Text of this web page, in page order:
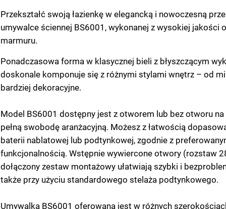
Przekształć swoją łazienkę w elegancką i nowoczesną
umywalce ściennej BS6001, wykonanej z wysokiej jakości
marmuru.
Ponadczasowa forma w klasycznej bieli z błyszczącym
doskonale komponuje się z różnymi stylami wnętrz – od
bardziej dekoracyjne.
Model BS6001 dostępny jest z otworem lub bez otworu na
pełną swobodę aranżacyjną. Możesz z łatwością
baterii nablatowej lub podtynkowej, zgodnie z
funkcjonalnością. Wstępnie wywiercone otwory (rozstaw
dołączony zestaw montażowy ułatwiają szybki i
także przy użyciu standardowego stelaża podtynkowego.
Umywalka BS6001 oferowana jest w różnych